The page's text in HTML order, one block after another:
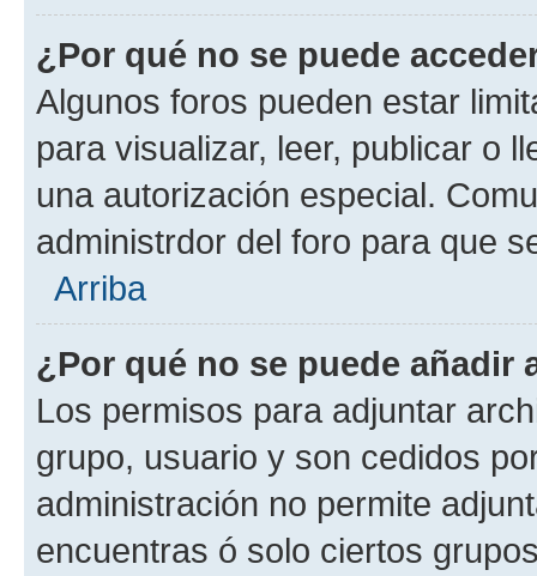
¿Por qué no se puede
Algunos foros pueden estar
para visualizar, leer, publicar o
una autorización especial.
administrdor del foro para que
Arriba
¿Por qué no se puede añadir
Los permisos para adjuntar
grupo, usuario y son cedidos
administración no permite
encuentras ó solo ciertos